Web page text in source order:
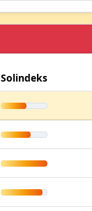
Solindeks